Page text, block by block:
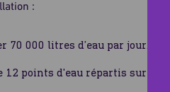
:
70 000 litres d’eau par jour.
points d'eau répartis sur le